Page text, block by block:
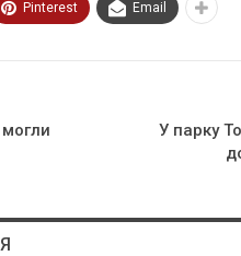
Pinterest Email
У парку